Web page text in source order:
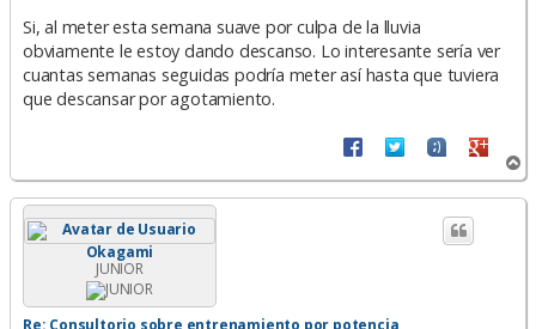
j
e
Si, al meter esta semana suave por culpa de la lluvia
obviamente le estoy dando descanso. Lo interesante sería ver
cuantas semanas seguidas podría meter así hasta que tuviera
que descansar por agotamiento.
r
r
Okagami
JUNIOR
Re: Consultorio sobre entrenamiento por potencia